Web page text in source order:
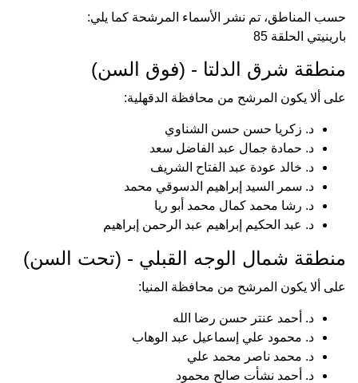
حسب المناطق، تم نشر الأسماء المرشحة كما يلي:
بارينيتي الحلقة 85
منطقة شرق الدلتا - (فوق السن)
على ألا يكون المرشح من محافظة الدقهلية:
د. زكريا حسن حسن الشناوي
د. حمادة جمال عبد الفاضل سعد
د. خالد عودة عبد الفتاح الشريف
د. سمر السيد إبراهيم الدسوقي محمد
د. رشا محمد كمال محمد أبو ريا
د. عبد الحكيم إبراهيم عبد الرحمن إبراهيم
منطقة شمال الوجه القبلي - (تحت السن)
على ألا يكون المرشح من محافظة المنيا:
د. أحمد عنتر حسن رضا الله
د. محمود علي إسماعيل عبد الوهاب
د. محمد ناصر محمد علي
د. أحمد نشأت صالح محمود